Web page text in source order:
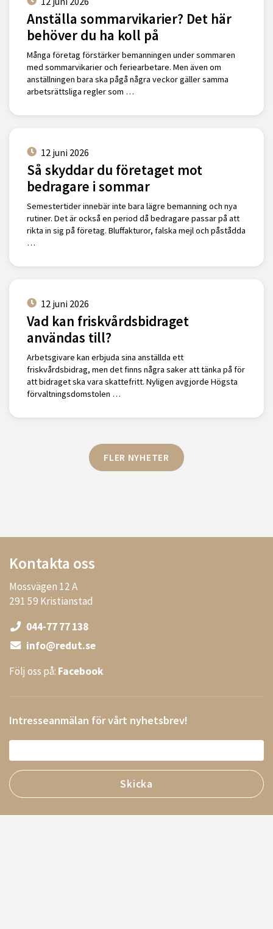
Anställa sommarvikarier? Det här
behöver du ha koll på
Många företag förstärker bemanningen under sommaren
med sommarvikarier och feriearbetare. Men även om
anställningen bara ska pågå några veckor gäller samma
arbetsrättsliga regler som …
12 juni 2026
Så skyddar du företaget mot
bedragare i sommar
Semestertider innebär inte bara lägre bemanning och nya
rutiner. Det är också en period då bedragare passar på att
rikta in sig på företag. Bluffakturor, falska mejl och påstådda
…
12 juni 2026
Vad kan friskvårdsbidraget
användas till?
Arbetsgivare kan erbjuda sina anställda ett
friskvårdsbidrag, men det finns några saker att tänka på för
att bidraget ska vara skattefritt. Nyligen avgjorde Högsta
förvaltningsdomstolen …
FLER NYHETER
Kontakta oss
Mossvägen 12 A
291 59 Kristianstad
044-77 77 138
info@redut.se
Följ oss på: Facebook
Intresseanmälan för vårt nyhetsbrev!